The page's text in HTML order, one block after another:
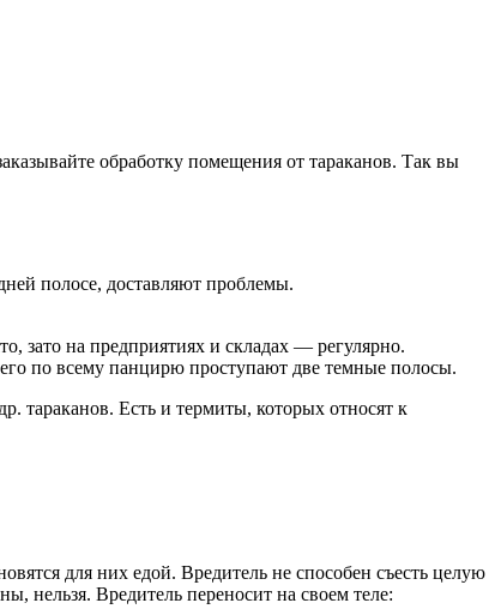
обработку помещения от тараканов. Так вы
полосе, доставляют проблемы.
зато на предприятиях и складах — регулярно.
по всему панцирю проступают две темные полосы.
тараканов. Есть и термиты, которых относят к
для них едой. Вредитель не способен съесть целую
нельзя. Вредитель переносит на своем теле: